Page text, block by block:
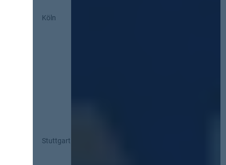
Köln
Stuttgart